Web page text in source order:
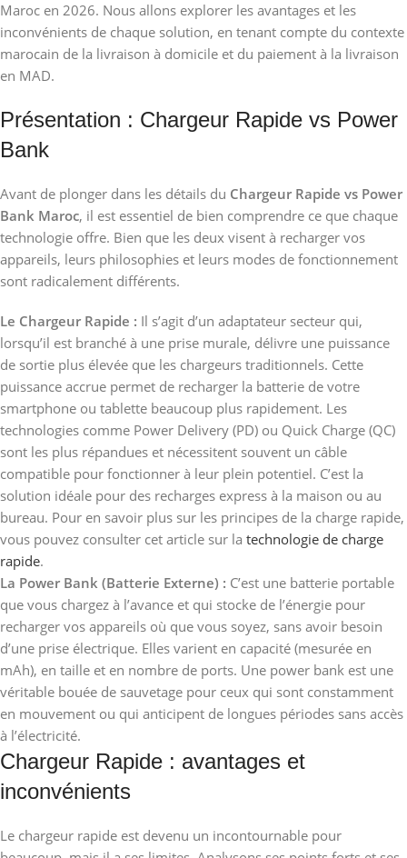
Maroc en 2026. Nous allons explorer les avantages et les
inconvénients de chaque solution, en tenant compte du contexte
marocain de la livraison à domicile et du paiement à la livraison
en MAD.
Présentation : Chargeur Rapide vs Power
Bank
Avant de plonger dans les détails du Chargeur Rapide vs Power
Bank Maroc, il est essentiel de bien comprendre ce que chaque
technologie offre. Bien que les deux visent à recharger vos
appareils, leurs philosophies et leurs modes de fonctionnement
sont radicalement différents.
Le Chargeur Rapide : Il s’agit d’un adaptateur secteur qui,
lorsqu’il est branché à une prise murale, délivre une puissance
de sortie plus élevée que les chargeurs traditionnels. Cette
puissance accrue permet de recharger la batterie de votre
smartphone ou tablette beaucoup plus rapidement. Les
technologies comme Power Delivery (PD) ou Quick Charge (QC)
sont les plus répandues et nécessitent souvent un câble
compatible pour fonctionner à leur plein potentiel. C’est la
solution idéale pour des recharges express à la maison ou au
bureau. Pour en savoir plus sur les principes de la charge rapide,
vous pouvez consulter cet article sur la technologie de charge
rapide.
La Power Bank (Batterie Externe) : C’est une batterie portable
que vous chargez à l’avance et qui stocke de l’énergie pour
recharger vos appareils où que vous soyez, sans avoir besoin
d’une prise électrique. Elles varient en capacité (mesurée en
mAh), en taille et en nombre de ports. Une power bank est une
véritable bouée de sauvetage pour ceux qui sont constamment
en mouvement ou qui anticipent de longues périodes sans accès
à l’électricité.
Chargeur Rapide : avantages et
inconvénients
Le chargeur rapide est devenu un incontournable pour